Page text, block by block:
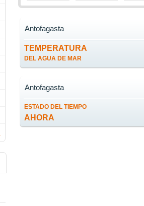
TEMPERATURA
DEL AGUA DE MAR
Antofagasta
ESTADO DEL TIEMPO
AHORA
Antofagasta